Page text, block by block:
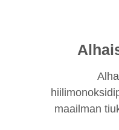
maailman